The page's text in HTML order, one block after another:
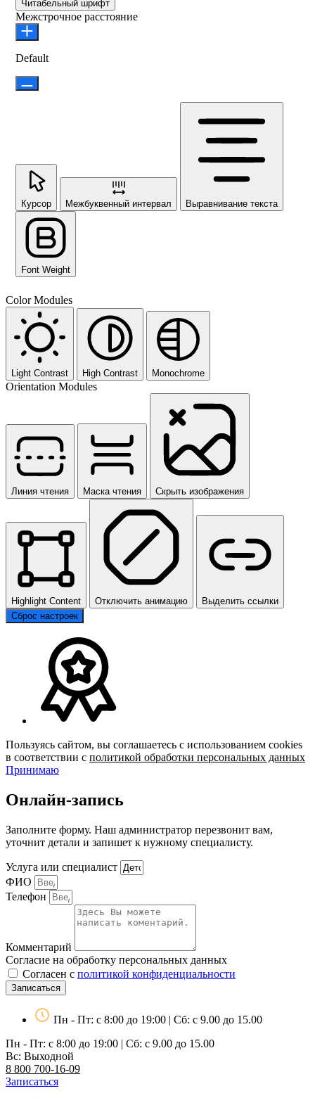
Читабельный шрифт
Межстрочное расстояние
Default
Курсор Межбуквенный интервал Выравнивание текста
Font Weight
Color Modules
Light Contrast High Contrast Monochrome
Orientation Modules
Линия чтения Маска чтения Скрыть изображения
Highlight Content Отключить анимацию
Выделить ссылки
Сброс настроек
Пользуясь сайтом, вы соглашаетесь с использованием cookies
в соответствии с политикой обработки персональных данных
Принимаю
Онлайн-запись
Заполните форму. Наш администратор перезвонит вам,
уточнит детали и запишет к нужному специалисту.
Услуга или специалист
ФИО
Телефон
Комментарий
Согласие на обработку персональных данных
Согласен с политикой конфиденциальности
Записаться
Пн - Пт: с 8:00 до 19:00 | Сб: с 9.00 до 15.00
Пн - Пт: с 8:00 до 19:00 | Сб: с 9.00 до 15.00
Вс: Выходной
8 800 700-16-09
Записаться